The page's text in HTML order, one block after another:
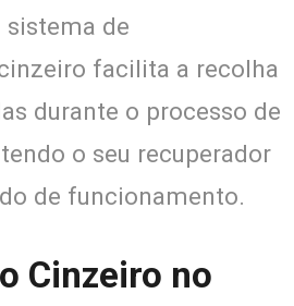
sistema de
facilita a recolha
durante o processo de
o seu recuperador
de funcionamento.
Cinzeiro no